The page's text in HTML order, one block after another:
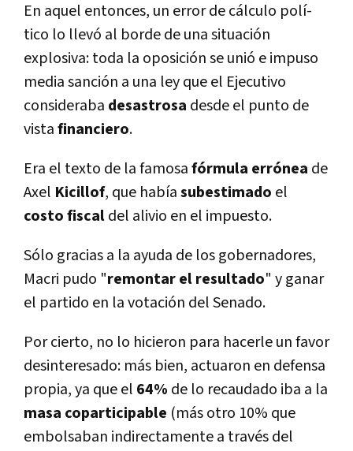
En aquel entonces, un error de cálculo polí­
tico lo llevó al borde de una situación
explosiva: toda la oposición se unió e impuso
media sanción a una ley que el Ejecutivo
consideraba desastrosa desde el punto de
vistafinanciero.
Era el texto de la famosafórmula errónea de
Axel Kicillof, que habí­asubestimado el
costo fiscaldel alivio en el impuesto.
Sólo gracias a la ayuda de los gobernadores,
Macri pudo "remontar el resultado" y ganar
el partido en la votación del Senado.
Por cierto, no lo hicieron para hacerle un favor
desinteresado: más bien, actuaron en defensa
propia, ya que el 64% de lo recaudado iba a la
masa coparticipable (más otro 10% que
embolsaban indirectamente a través del